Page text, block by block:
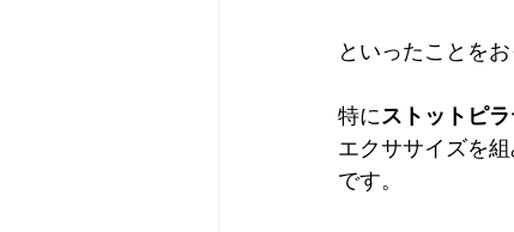
といったことを
特にストットピラ
エクササイズを
です。